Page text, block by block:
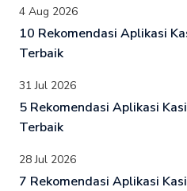
4 Aug 2026
10 Rekomendasi Aplikasi
Terbaik
31 Jul 2026
5 Rekomendasi Aplikasi
Terbaik
28 Jul 2026
7 Rekomendasi Aplikasi